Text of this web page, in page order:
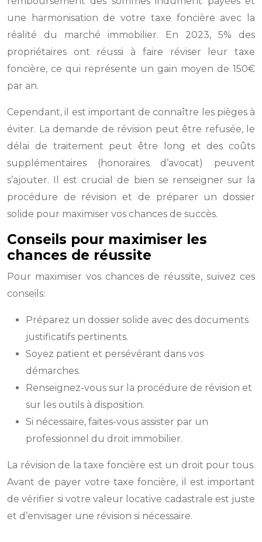
une harmonisation de votre taxe foncière avec la
réalité du marché immobilier. En 2023, 5% des
propriétaires ont réussi à faire réviser leur taxe
foncière, ce qui représente un gain moyen de 150€
par an.
Cependant, il est important de connaître les pièges à
éviter. La demande de révision peut être refusée, le
délai de traitement peut être long et des coûts
supplémentaires (honoraires d’avocat) peuvent
s’ajouter. Il est crucial de bien se renseigner sur la
procédure de révision et de préparer un dossier
solide pour maximiser vos chances de succès.
Conseils pour maximiser les
chances de réussite
Pour maximiser vos chances de réussite, suivez ces
conseils:
Préparez un dossier solide avec des documents
justificatifs pertinents.
Soyez patient et persévérant dans vos
démarches.
Renseignez-vous sur la procédure de révision et
sur les outils à disposition.
Si nécessaire, faites-vous assister par un
professionnel du droit immobilier.
La révision de la taxe foncière est un droit pour tous.
Avant de payer votre taxe foncière, il est important
de vérifier si votre valeur locative cadastrale est juste
et d’envisager une révision si nécessaire.